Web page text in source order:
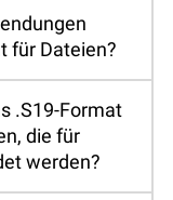
für Dateien?
.S19-Format
die für
werden?